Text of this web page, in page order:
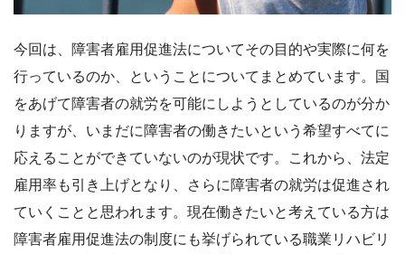
今回は、障害者雇用促進法についてその目的や実際に何を
行っているのか、ということについてまとめています。国
をあげて障害者の就労を可能にしようとしているのが分か
りますが、いまだに障害者の働きたいという希望すべてに
応えることができていないのが現状です。これから、法定
雇用率も引き上げとなり、さらに障害者の就労は促進され
ていくことと思われます。現在働きたいと考えている方は
障害者雇用促進法の制度にも挙げられている職業リハビリ